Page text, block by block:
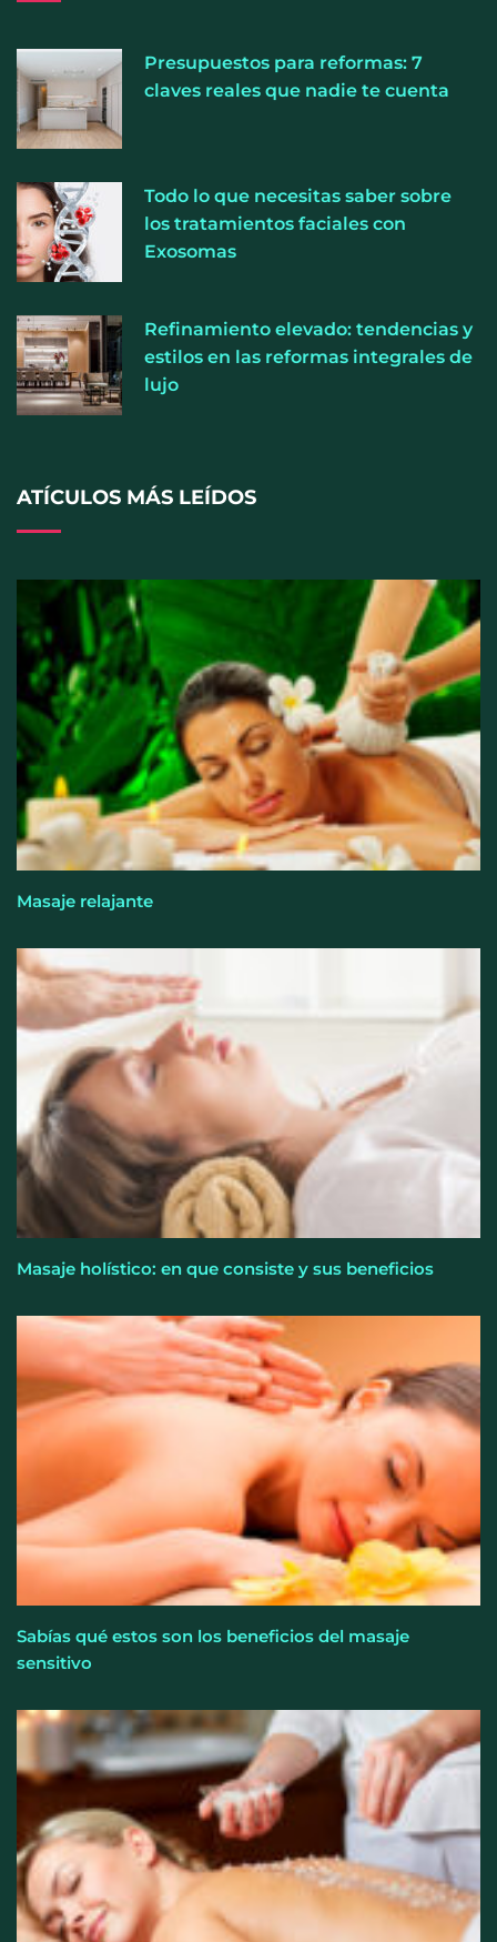
fuerza y la salud ganan terreno a la clásica
‘pérdida de peso’, según Distrito Estudio
selección de perfumería nicho
Allianz: el calor dispara los siniestros del hogar en
España
Presupuestos para reformas: 7
claves reales que nadie te cuenta
Todo lo que necesitas saber sobre
los tratamientos faciales con
Exosomas
Refinamiento elevado: tendencias y
estilos en las reformas integrales de
lujo
ATÍCULOS MÁS LEÍDOS
Masaje relajante
Masaje holístico: en que consiste y sus beneficios
Sabías qué estos son los beneficios del masaje
sensitivo